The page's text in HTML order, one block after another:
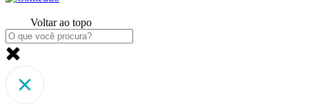
Voltar ao topo